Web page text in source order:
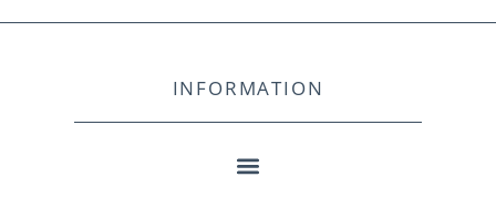
INFORMATION